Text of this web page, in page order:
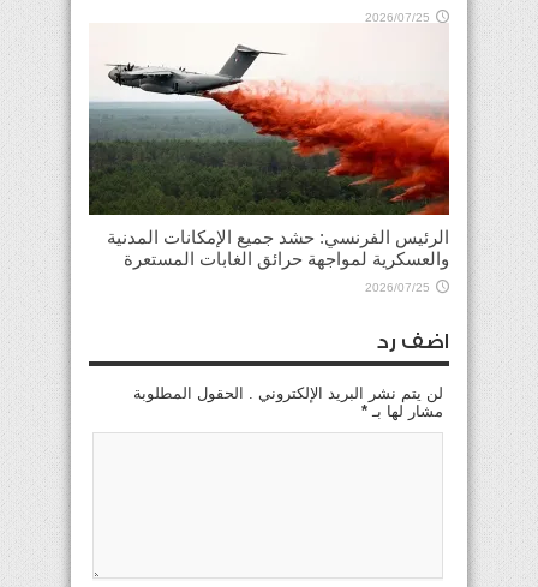
2026/07/25
الرئيس الفرنسي: حشد جميع الإمكانات المدنية
والعسكرية لمواجهة حرائق الغابات المستعرة
2026/07/25
اضف رد
لن يتم نشر البريد الإلكتروني . الحقول المطلوبة
مشار لها بـ *